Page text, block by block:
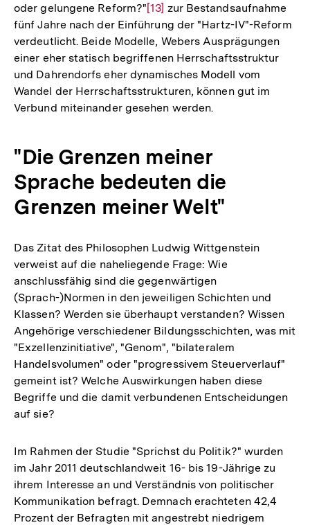
oder gelungene Reform?"Zur
Auflösung
der
Fußnote
[13] zur Bestandsaufnahme
fünf Jahre nach der Einführung der "Hartz-IV"-Reform
verdeutlicht. Beide Modelle, Webers Ausprägungen
einer eher statisch begriffenen Herrschaftsstruktur
und Dahrendorfs eher dynamisches Modell vom
Wandel der Herrschaftsstrukturen, können gut im
Verbund miteinander gesehen werden.
"Die Grenzen meiner
Sprache bedeuten die
Grenzen meiner Welt"
Das Zitat des Philosophen Ludwig Wittgenstein
verweist auf die naheliegende Frage: Wie
anschlussfähig sind die gegenwärtigen
(Sprach-)Normen in den jeweiligen Schichten und
Klassen? Werden sie überhaupt verstanden? Wissen
Angehörige verschiedener Bildungsschichten, was mit
"Exzellenzinitiative", "Genom", "bilateralem
Handelsvolumen" oder "progressivem Steuerverlauf"
gemeint ist? Welche Auswirkungen haben diese
Begriffe und die damit verbundenen Entscheidungen
auf sie?
Im Rahmen der Studie "Sprichst du Politik?" wurden
im Jahr 2011 deutschlandweit 16- bis 19-Jährige zu
ihrem Interesse an und Verständnis von politischer
Kommunikation befragt. Demnach erachteten 42,4
Prozent der Befragten mit angestrebt niedrigem